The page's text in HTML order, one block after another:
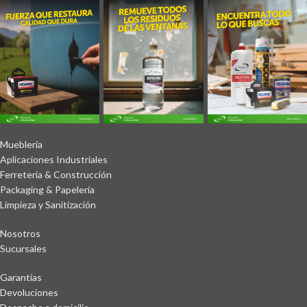
Mueblería
Aplicaciones Industriales
Ferretería & Construcción
Packaging & Papelería
Limpieza y Sanitización
Nosotros
Sucursales
Garantías
Devoluciones